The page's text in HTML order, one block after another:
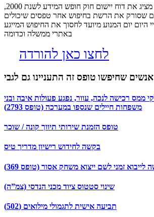
הינך בעמוד אשר מציג את דוח יישום חוק חופש המידע לשנת 2000,
שסורק את הרשת בחיפוש אחר טפסים שיכולים
יום המנוע מיועד לחסוך את החיפוש המייגע
באתרי ממשלה וכדומה
לחצו כאן להורדה
אנשים שחיפשו טופס זה התעניינו גם לגבי
ממס רכישה לנכה, עוור, נפגע פעולות איבה ובני
משפחות חיילים שנספו במערכה (טופס 2793)
טופס הזמנת שירותי תיווך קונה / שוכר
בקשה לחידוש רישיון מדריך טיס
לייבוא זמני לשם ייצוא משחק אסור (טופס 369)
שינוי סטטוס ציוד מכני הנדסי (צמ”ה)
תביעה אישית לתגמולי מילואים (502)